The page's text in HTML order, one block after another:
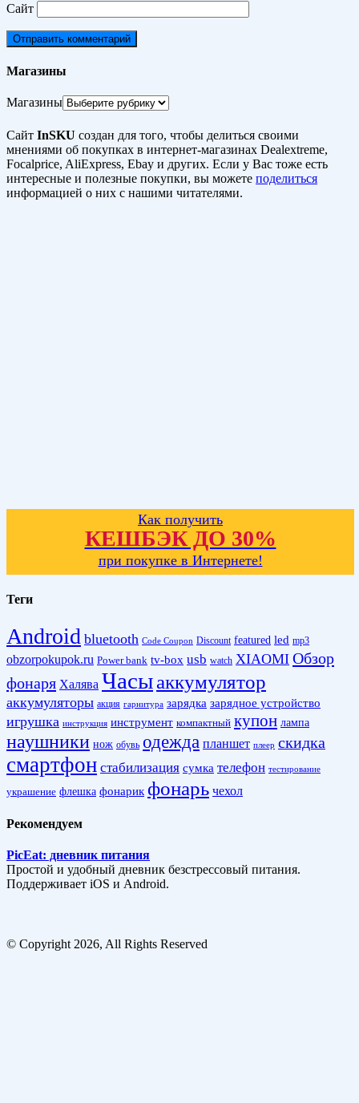
Сайт
Магазины
Магазины
Сайт InSKU создан для того, чтобы делиться своими
мнениями об покупках в интернет-магазинах Dealextreme,
Focalprice, AliExpress, Ebay и других. Если у Вас тоже есть
интересные и полезные покупки, вы можете поделиться
информацией о них с нашими читателями.
Как получить
КЕШБЭК ДО 30%
при покупке в Интернете!
Теги
Android bluetooth Code Coupon Discount featured led mp3
obzorpokupok.ru Power bank tv-box usb watch XIAOMI Обзор
фонаря Халява Часыаккумулятор
аккумуляторы акция гарнитура зарядка зарядное устройство
игрушка инструкция инструмент компактный купон лампа
наушники нож обувь одежда планшет плеер скидка
смартфон стабилизация сумка телефон тестирование
украшение флешка фонарик фонарь чехол
Рекомендуем
PicEat: дневник питания
Простой и удобный дневник безстрессовый питания.
Поддерживает iOS и Android.
© Copyright 2026, All Rights Reserved